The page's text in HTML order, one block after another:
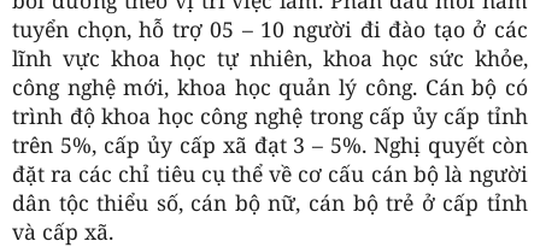
tuyển chọn, hỗ trợ 05 – 10 người đi đào tạo ở các
lĩnh vực khoa học tự nhiên, khoa học sức khỏe,
công nghệ mới, khoa học quản lý công. Cán bộ có
trình độ khoa học công nghệ trong cấp ủy cấp tỉnh
trên 5%, cấp ủy cấp xã đạt 3 – 5%. Nghị quyết còn
đặt ra các chỉ tiêu cụ thể về cơ cấu cán bộ là người
dân tộc thiểu số, cán bộ nữ, cán bộ trẻ ở cấp tỉnh
và cấp xã.